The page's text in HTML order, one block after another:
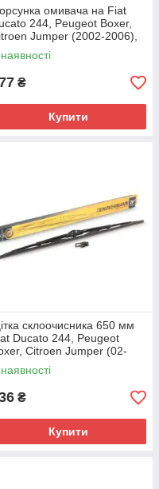
омивача на Fiat
244, Peugeot Boxer,
Jumper (2002-2006),
6438J0
₴
Купити
склоочисника 650 мм
Ducato 244, Peugeot
Citroen Jumper (02-
71805687, 6426GL
₴
Купити